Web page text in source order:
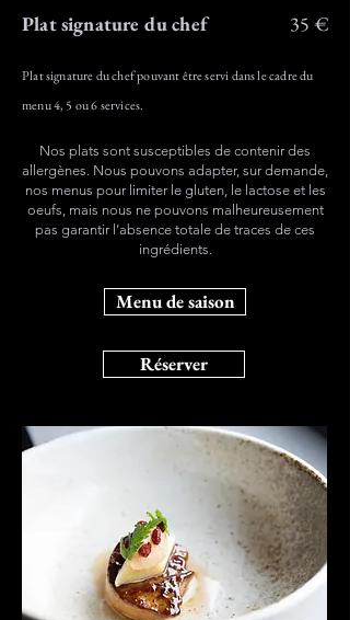
Plat signature du chef 35 €
Plat signature du chef pouvant être servi dans le cadre du
menu 4, 5 ou 6 services.
Nos plats sont susceptibles de contenir des
allergènes. Nous pouvons adapter, sur demande,
nos menus pour limiter le gluten, le lactose et les
oeufs, mais nous ne pouvons malheureusement
pas garantir l’absence totale de traces de ces
ingrédients.
Menu de saison
Réserver